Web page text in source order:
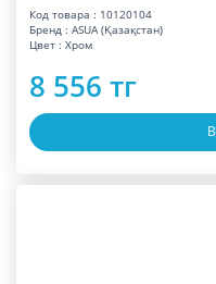
Код товара : 10120104
Бренд : ASUA (Қазақстан)
Цвет : Хром
8 556 тг